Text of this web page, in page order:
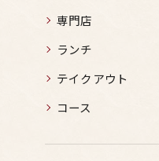
専門店
ランチ
テイクアウト
コース